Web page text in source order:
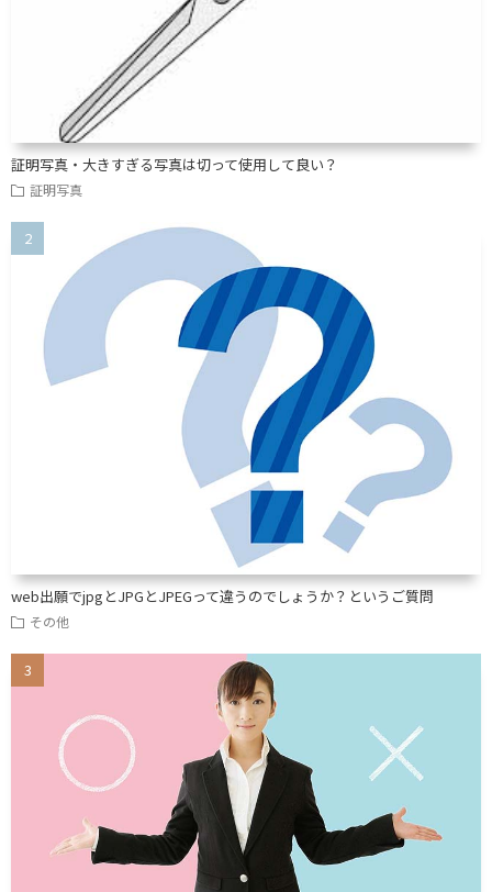
証明写真・大きすぎる写真は切って使用して良い？
証明写真
web出願でjpgとJPGとJPEGって違うのでしょうか？というご質問
その他